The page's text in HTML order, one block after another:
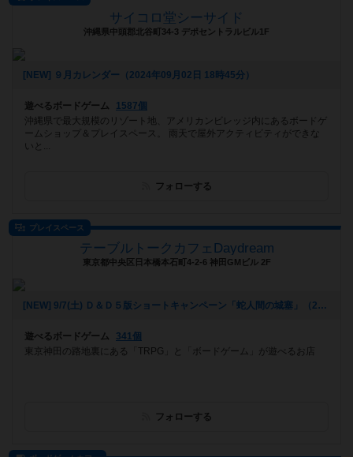
サイコロ堂シーサイド
沖縄県中頭郡北谷町34-3 デポセントラルビル1F
[NEW] ９月カレンダー（2024年09月02日 18時45分）
遊べるボードゲーム
1587個
沖縄県で最大規模のリゾート地、アメリカンビレッジ内にあるボードゲ
ームショップ＆プレイスペース。 雨天で屋外アクティビティができな
いと...
フォローする
プレイスペース
テーブルトークカフェDaydream
東京都中央区日本橋本石町4-2-6 神田GMビル 2F
[NEW] 9/7(土) Ｄ＆Ｄ５版ショートキャンペーン「蛇人間の城塞」（2024年08月23日 13時15分）
遊べるボードゲーム
341個
東京神田の路地裏にある「TRPG」と「ボードゲーム」が遊べるお店
フォローする